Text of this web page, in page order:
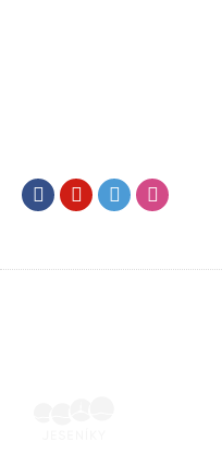
FacebookYoutubeTwitter